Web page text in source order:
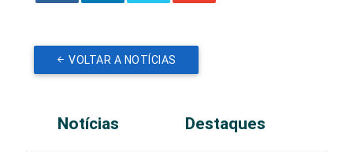
VOLTAR A NOTÍCIAS
Notícias Destaques